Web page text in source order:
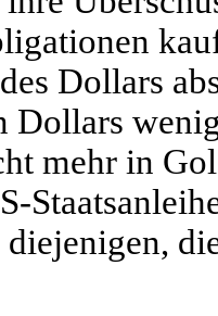
Dollars
Dollars
mehr in